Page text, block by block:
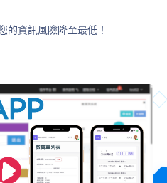
的資訊風險降至最低！